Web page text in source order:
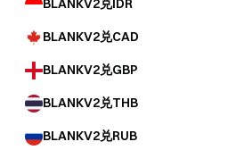
BLANKV2兑IDR
BLANKV2兑CAD
BLANKV2兑GBP
BLANKV2兑THB
BLANKV2兑RUB